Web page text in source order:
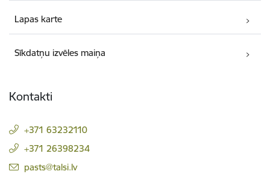
Lapas karte
Sīkdatņu izvēles maiņa
Kontakti
+371 63232110
+371 26398234
E-pasts:
pasts@talsi.lv